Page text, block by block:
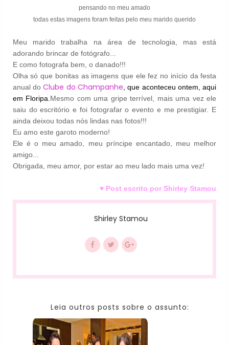
pensando no meu amado
todas estas imagens foram feitas pelo meu marido querido
Meu marido trabalha na área de tecnologia, mas está
adorando brincar de fotógrafo...
E como fotografa bem, o danado!!!
Olha só que bonitas as imagens que ele fez no início da festa
anual doClube do Champanhe , que aconteceu ontem, aqui
em Floripa Mesmo com uma gripe terrível, mais uma vez ele
saiu do escritório e foi fotografar o evento e me prestigiar. E
ainda deixou todas nós lindas nas fotos!!!
Eu amo este garoto moderno!
Ele é o meu amado, meu príncipe encantado, meu melhor
amigo...
Obrigada, meu amor, por estar ao meu lado mais uma vez!
♥ Post escrito por Shirley Stamou
Shirley Stamou
Leia outros posts sobre o assunto: